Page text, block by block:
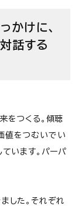
かけに、
話する
つくる。傾聴
値をつむいでい
ています。パーパ
した。それぞれ